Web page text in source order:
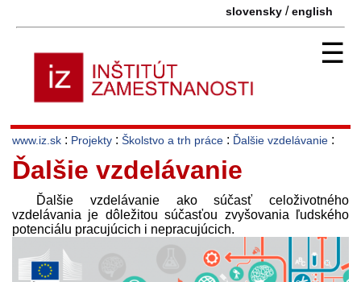
slovensky /english
☰
www.iz.sk : Projekty : Školstvo a trh práce : Ďalšie vzdelávanie :
Ďalšie vzdelávanie
Ďalšie vzdelávanie ako súčasť celoživotného
vzdelávania je dôležitou súčasťou zvyšovania ľudského
potenciálu pracujúcich i nepracujúcich.